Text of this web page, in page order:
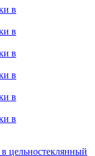
цельностеклянный